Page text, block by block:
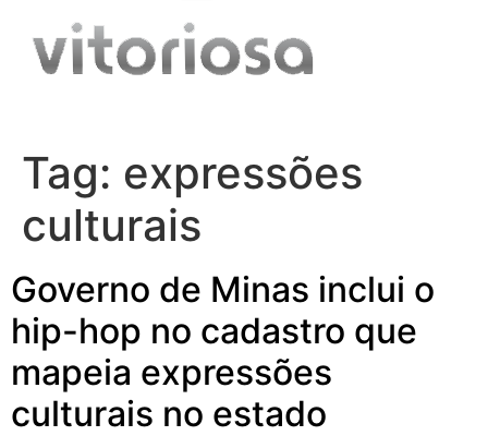
Tag: expressões
culturais
Governo de Minas inclui o
hip-hop no cadastro que
mapeia expressões
culturais no estado